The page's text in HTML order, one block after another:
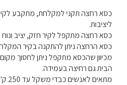
כסא רחצה תקני למקלחת, מתקבע
ליציבות.
כסא רחצה מתקפל לקיר חזק, יציב
כסא הרחצה ניתן להתקנה בקיר
מכיוון שהכסא מתקפל ניתן לחסוך
הבית גם רחיצה בעמידה.
מתאים לאנשים כבדי משקל עד 250 ק"ג.